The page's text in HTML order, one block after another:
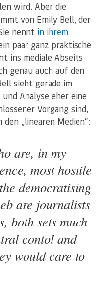
wird. Aber die
von Emily Bell, der
nennt in ihrem
paar ganz praktische
ins mediale Abseits
genau auch auf den
sieht gerade im
Analyse eher eine
Vorgang sind,
„linearen Medien“:
are, in my
most hostile
democratising
are journalists
both sets much
contol and
would care to